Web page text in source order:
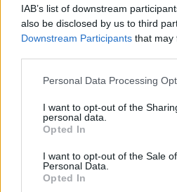
IAB’s list of downstream
also be disclosed by us to third
Downstream Participants that may
Please note that this website/app
not limited to your visit or usage
grant or deny consent to Google
use your data for below specified
consent section.
Personal Data Processing
I want to opt-out of the
personal data.
Opted In
I want to opt-out of the Sale
Personal Data.
Opted In
Nyilván megint csak a
vagy nokiásdobozos ügyben,
a másodfokú tárgyaláson az
javasolt vádbeszédében, ami